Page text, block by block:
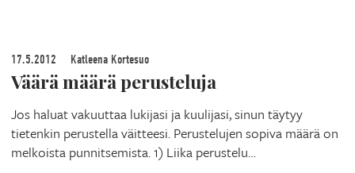
17.5.2012 Katleena Kortesuo
Väärä määrä perusteluja
Jos haluat vakuuttaa lukijasi ja kuulijasi, sinun täytyy
tietenkin perustella väitteesi. Perustelujen sopiva määrä on
melkoista punnitsemista. 1) Liika perustelu…